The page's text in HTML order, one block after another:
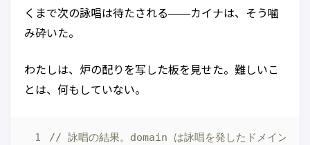
くまで次の詠唱は待たされる——カイナは、そう噛
み砕いた。
わたしは、炉の配りを写した板を見せた。難しいこ
とは、何もしていない。